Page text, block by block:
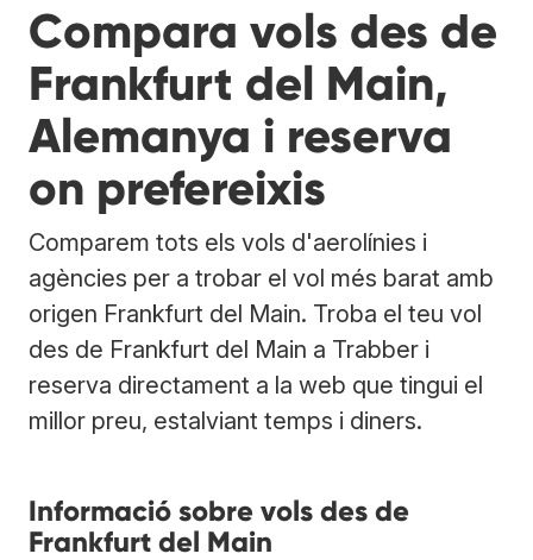
Compara vols des de
Frankfurt del Main,
Alemanya i reserva
on prefereixis
Comparem tots els vols d'aerolínies i
agències per a trobar el vol més barat amb
origen Frankfurt del Main. Troba el teu vol
des de Frankfurt del Main a Trabber i
reserva directament a la web que tingui el
millor preu, estalviant temps i diners.
Informació sobre vols des de
Frankfurt del Main